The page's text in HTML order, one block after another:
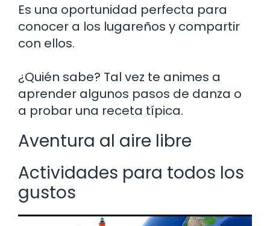
Es una oportunidad perfecta para
conocer a los lugareños y compartir
con ellos.
¿Quién sabe? Tal vez te animes a
aprender algunos pasos de danza o
a probar una receta típica.
Aventura al aire libre
Actividades para todos los
gustos